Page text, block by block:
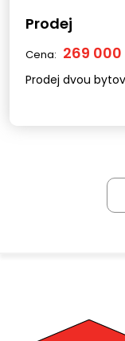
Prodej
Cena: 269 000
Prodej dvou